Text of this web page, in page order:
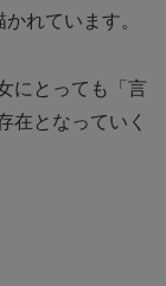
かれています。
にとっても「言
在となっていく